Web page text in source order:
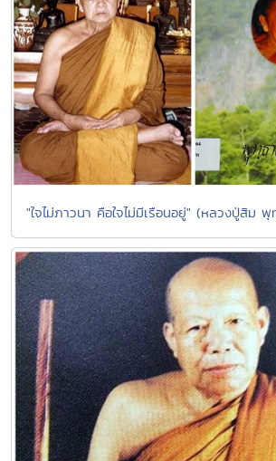
"ใจไม่ภาวนา คือใจไม่มีเรือนอยู่" (หลวงปู่สิม พุ